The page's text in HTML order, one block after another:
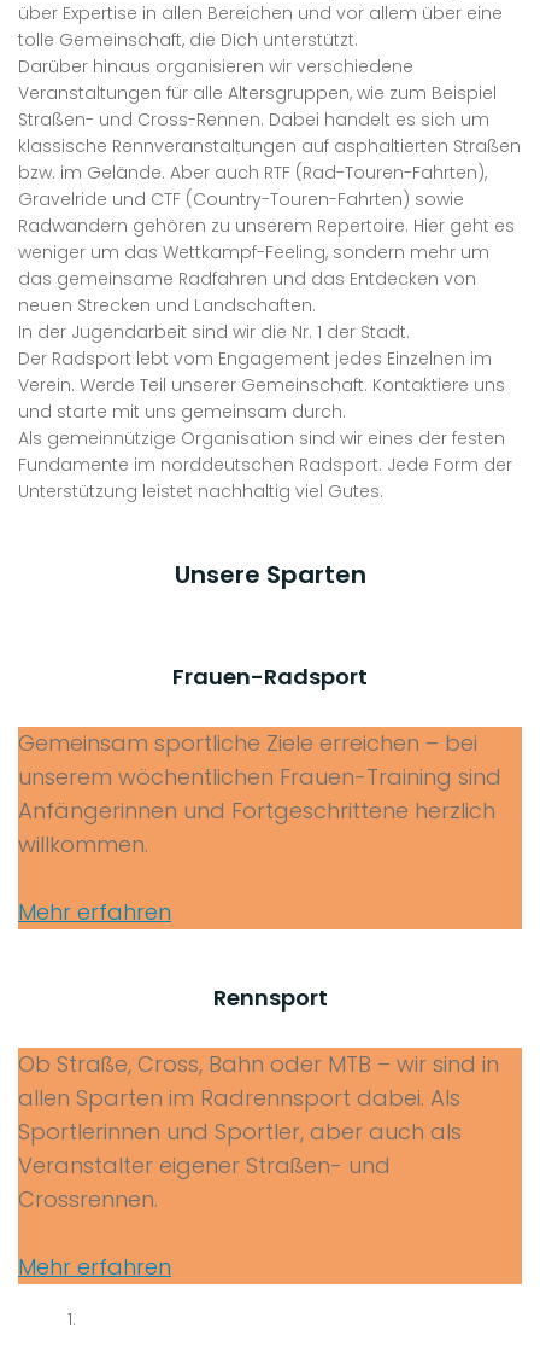
über Expertise in allen Bereichen und vor allem über eine
tolle Gemeinschaft, die Dich unterstützt.
Darüber hinaus organisieren wir verschiedene
Veranstaltungen für alle Altersgruppen, wie zum Beispiel
Straßen- und Cross-Rennen. Dabei handelt es sich um
klassische Rennveranstaltungen auf asphaltierten Straßen
bzw. im Gelände. Aber auch RTF (Rad-Touren-Fahrten),
Gravelride und CTF (Country-Touren-Fahrten) sowie
Radwandern gehören zu unserem Repertoire. Hier geht es
weniger um das Wettkampf-Feeling, sondern mehr um
das gemeinsame Radfahren und das Entdecken von
neuen Strecken und Landschaften.
In der Jugendarbeit sind wir die Nr. 1 der Stadt.
Der Radsport lebt vom Engagement jedes Einzelnen im
Verein. Werde Teil unserer Gemeinschaft. Kontaktiere uns
und starte mit uns gemeinsam durch.
Als gemeinnützige Organisation sind wir eines der festen
Fundamente im norddeutschen Radsport. Jede Form der
Unterstützung leistet nachhaltig viel Gutes.
Unsere Sparten
Frauen-Radsport
Gemeinsam sportliche Ziele erreichen – bei
unserem wöchentlichen Frauen-Training sind
Anfängerinnen und Fortgeschrittene herzlich
willkommen.
Mehr erfahren
Rennsport
Ob Straße, Cross, Bahn oder MTB – wir sind in
allen Sparten im Radrennsport dabei. Als
Sportlerinnen und Sportler, aber auch als
Veranstalter eigener Straßen- und
Crossrennen.
Mehr erfahren